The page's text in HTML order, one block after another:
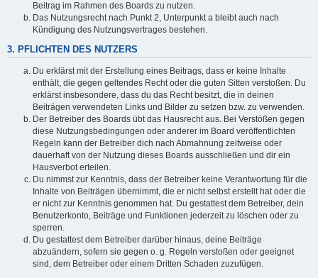
Beitrag im Rahmen des Boards zu nutzen.
Das Nutzungsrecht nach Punkt 2, Unterpunkt a bleibt auch nach
Kündigung des Nutzungsvertrages bestehen.
3. PFLICHTEN DES NUTZERS
Du erklärst mit der Erstellung eines Beitrags, dass er keine Inhalte
enthält, die gegen geltendes Recht oder die guten Sitten verstoßen. Du
erklärst insbesondere, dass du das Recht besitzt, die in deinen
Beiträgen verwendeten Links und Bilder zu setzen bzw. zu verwenden.
Der Betreiber des Boards übt das Hausrecht aus. Bei Verstößen gegen
diese Nutzungsbedingungen oder anderer im Board veröffentlichten
Regeln kann der Betreiber dich nach Abmahnung zeitweise oder
dauerhaft von der Nutzung dieses Boards ausschließen und dir ein
Hausverbot erteilen.
Du nimmst zur Kenntnis, dass der Betreiber keine Verantwortung für die
Inhalte von Beiträgen übernimmt, die er nicht selbst erstellt hat oder die
er nicht zur Kenntnis genommen hat. Du gestattest dem Betreiber, dein
Benutzerkonto, Beiträge und Funktionen jederzeit zu löschen oder zu
sperren.
Du gestattest dem Betreiber darüber hinaus, deine Beiträge
abzuändern, sofern sie gegen o. g. Regeln verstoßen oder geeignet
sind, dem Betreiber oder einem Dritten Schaden zuzufügen.